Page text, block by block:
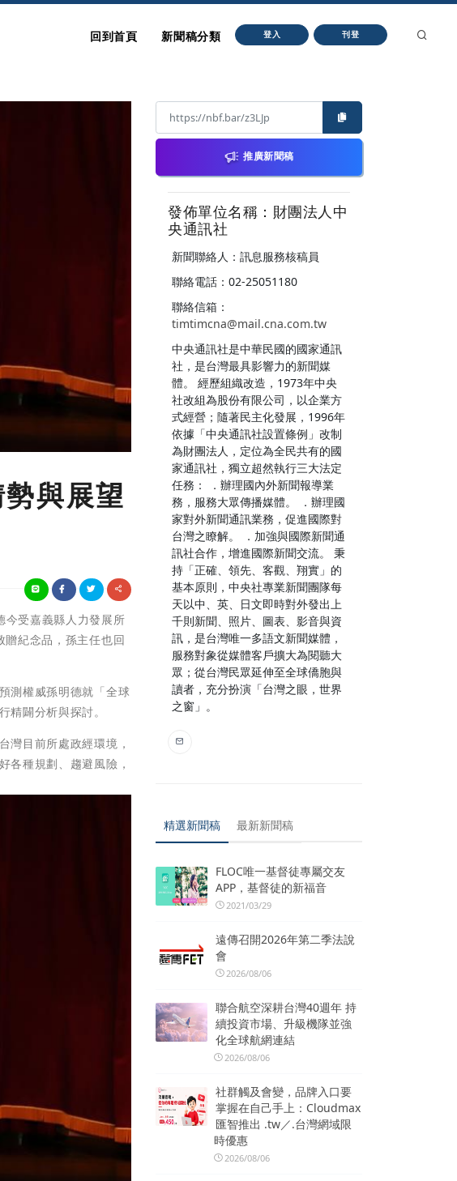
回到首頁 新聞稿分類 登入 刊登
與展望
受嘉義縣人力發展所
紀念品，孫主任也回
測權威孫明德就「全球
闢分析與探討。
灣目前所處政經環境，
各種規劃、趨避風險，
推廣新聞稿
發佈單位名稱：財團法人中
央通訊社
新聞聯絡人：訊息服務核稿員
聯絡電話：02-25051180
聯絡信箱：
timtimcna@mail.cna.com.tw
中央通訊社是中華民國的國家通訊
社，是台灣最具影響力的新聞媒
體。 經歷組織改造，1973年中央
社改組為股份有限公司，以企業方
式經營；隨著民主化發展，1996年
依據「中央通訊社設置條例」改制
為財團法人，定位為全民共有的國
家通訊社，獨立超然執行三大法定
任務： ．辦理國內外新聞報導業
務，服務大眾傳播媒體。 ．辦理國
家對外新聞通訊業務，促進國際對
台灣之瞭解。 ．加強與國際新聞通
訊社合作，增進國際新聞交流。 秉
持「正確、領先、客觀、翔實」的
基本原則，中央社專業新聞團隊每
天以中、英、日文即時對外發出上
千則新聞、照片、圖表、影音與資
訊，是台灣唯一多語文新聞媒體，
服務對象從媒體客戶擴大為閱聽大
眾；從台灣民眾延伸至全球僑胞與
讀者，充分扮演「台灣之眼，世界
之窗」。
精選新聞稿 最新新聞稿
FLOC唯一基督徒專屬交友
APP，基督徒的新福音
2021/03/29
遠傳召開2026年第二季法說
會
2026/08/06
聯合航空深耕台灣40週年 持
續投資市場、升級機隊並強
化全球航網連結
2026/08/06
社群觸及會變，品牌入口要
掌握在自己手上：Cloudmax
匯智推出 .tw／.台灣網域限
時優惠
2026/08/06